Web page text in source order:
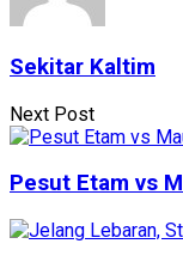
Sekitar Kaltim
Next Post
Pesut Etam vs